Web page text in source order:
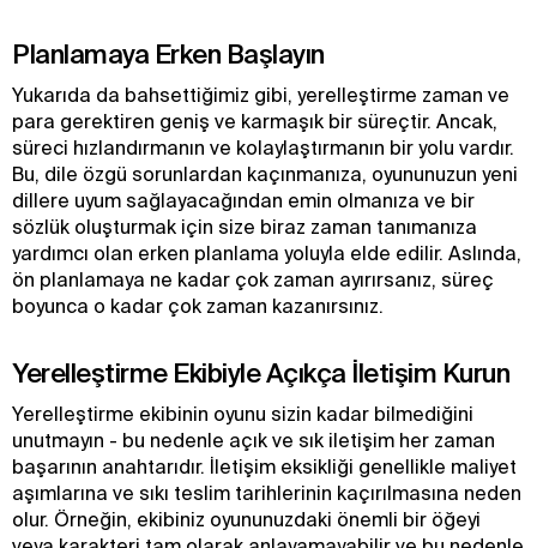
Planlamaya Erken Başlayın
Yukarıda da bahsettiğimiz gibi, yerelleştirme zaman ve
para gerektiren geniş ve karmaşık bir süreçtir. Ancak,
süreci hızlandırmanın ve kolaylaştırmanın bir yolu vardır.
Bu, dile özgü sorunlardan kaçınmanıza, oyununuzun yeni
dillere uyum sağlayacağından emin olmanıza ve bir
sözlük oluşturmak için size biraz zaman tanımanıza
yardımcı olan erken planlama yoluyla elde edilir. Aslında,
ön planlamaya ne kadar çok zaman ayırırsanız, süreç
boyunca o kadar çok zaman kazanırsınız.
Yerelleştirme Ekibiyle Açıkça İletişim Kurun
Yerelleştirme ekibinin oyunu sizin kadar bilmediğini
unutmayın - bu nedenle açık ve sık iletişim her zaman
başarının anahtarıdır. İletişim eksikliği genellikle maliyet
aşımlarına ve sıkı teslim tarihlerinin kaçırılmasına neden
olur. Örneğin, ekibiniz oyununuzdaki önemli bir öğeyi